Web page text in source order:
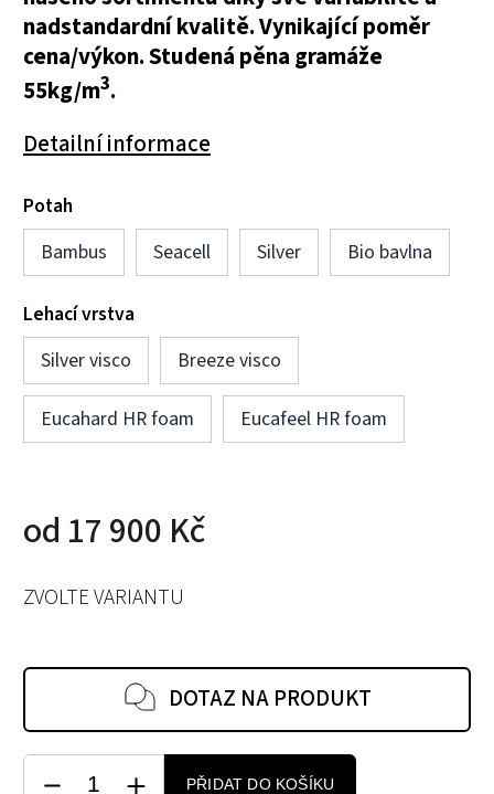
nadstandardní kvalitě. Vynikající poměr
cena/výkon. Studená pěna gramáže
55kg/m3.
Detailní informace
Potah
Bambus
Seacell Silver Bio bavlna
Lehací vrstva
Silver visco
Breeze visco
Eucahard HR foam Eucafeel HR foam
od 17 900 Kč
ZVOLTE VARIANTU
DOTAZ NA PRODUKT
PŘIDAT DO KOŠÍKU